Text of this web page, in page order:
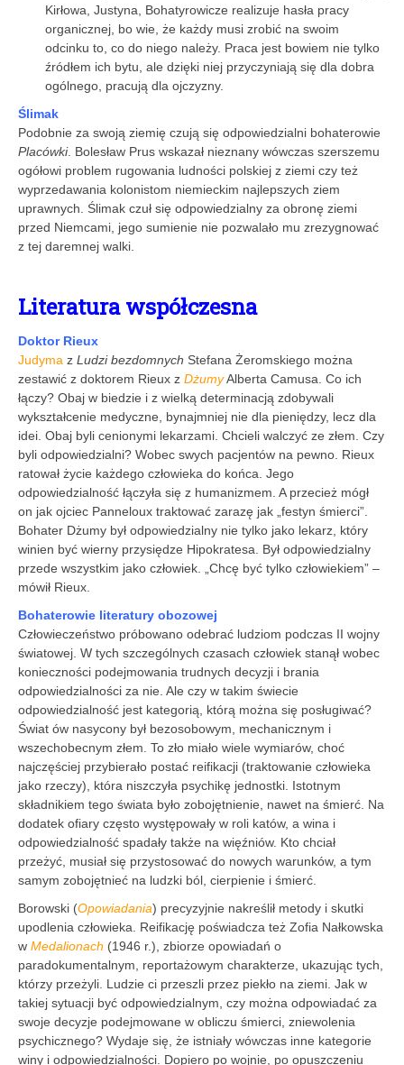
Kirłowa, Justyna, Bohatyrowicze realizuje hasła pracy
organicznej, bo wie, że każdy musi zrobić na swoim
odcinku to, co do niego należy. Praca jest bowiem nie tylko
źródłem ich bytu, ale dzięki niej przyczyniają się dla dobra
ogólnego, pracują dla ojczyzny.
Ślimak
Podobnie za swoją ziemię czują się odpowiedzialni bohaterowie
Placówki. Bolesław Prus wskazał nieznany wówczas szerszemu
ogółowi problem rugowania ludności polskiej z ziemi czy też
wyprzedawania kolonistom niemieckim najlepszych ziem
uprawnych. Ślimak czuł się odpowiedzialny za obronę ziemi
przed Niemcami, jego sumienie nie pozwalało mu zrezygnować
z tej daremnej walki.
Literatura współczesna
Doktor Rieux
Judyma z Ludzi bezdomnych Stefana Żeromskiego można
zestawić z doktorem Rieux z DżumyAlberta Camusa. Co ich
łączy? Obaj w biedzie i z wielką determinacją zdobywali
wykształcenie medyczne, bynajmniej nie dla pieniędzy, lecz dla
idei. Obaj byli cenionymi lekarzami. Chcieli walczyć ze złem. Czy
byli odpowiedzialni? Wobec swych pacjentów na pewno. Rieux
ratował życie każdego człowieka do końca. Jego
odpowiedzialność łączyła się z humanizmem. A przecież mógł
on jak ojciec Panneloux traktować zarazę jak „festyn śmierci”.
Bohater Dżumy był odpowiedzialny nie tylko jako lekarz, który
winien być wierny przysiędze Hipokratesa. Był odpowiedzialny
przede wszystkim jako człowiek. „Chcę być tylko człowiekiem” –
mówił Rieux.
Bohaterowie literatury obozowej
Człowieczeństwo próbowano odebrać ludziom podczas II wojny
światowej. W tych szczególnych czasach człowiek stanął wobec
konieczności podejmowania trudnych decyzji i brania
odpowiedzialności za nie. Ale czy w takim świecie
odpowiedzialność jest kategorią, którą można się posługiwać?
Świat ów nasycony był bezosobowym, mechanicznym i
wszechobecnym złem. To zło miało wiele wymiarów, choć
najczęściej przybierało postać reifikacji (traktowanie człowieka
jako rzeczy), która niszczyła psychikę jednostki. Istotnym
składnikiem tego świata było zobojętnienie, nawet na śmierć. Na
dodatek ofiary często występowały w roli katów, a wina i
odpowiedzialność spadały także na więźniów. Kto chciał
przeżyć, musiał się przystosować do nowych warunków, a tym
samym zobojętnieć na ludzki ból, cierpienie i śmierć.
Borowski (Opowiadania) precyzyjnie nakreślił metody i skutki
upodlenia człowieka. Reifikację poświadcza też Zofia Nałkowska
w Medalionach (1946 r.), zbiorze opowiadań o
paradokumentalnym, reportażowym charakterze, ukazując tych,
którzy przeżyli. Ludzie ci przeszli przez piekło na ziemi. Jak w
takiej sytuacji być odpowiedzialnym, czy można odpowiadać za
swoje decyzje podejmowane w obliczu śmierci, zniewolenia
psychicznego? Wydaje się, że istniały wówczas inne kategorie
winy i odpowiedzialności. Dopiero po wojnie, po opuszczeniu